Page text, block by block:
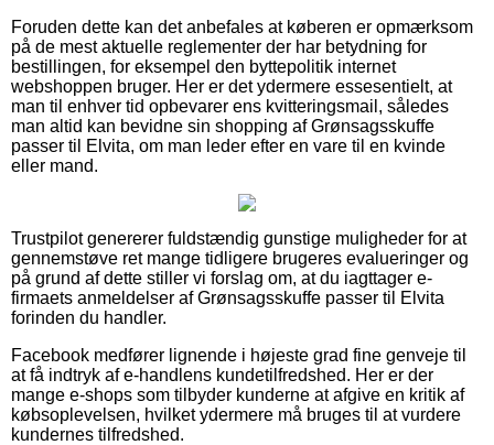
Foruden dette kan det anbefales at køberen er opmærksom
på de mest aktuelle reglementer der har betydning for
bestillingen, for eksempel den byttepolitik internet
webshoppen bruger. Her er det ydermere essesentielt, at
man til enhver tid opbevarer ens kvitteringsmail, således
man altid kan bevidne sin shopping af Grønsagsskuffe
passer til Elvita, om man leder efter en vare til en kvinde
eller mand.
Trustpilot genererer fuldstændig gunstige muligheder for at
gennemstøve ret mange tidligere brugeres evalueringer og
på grund af dette stiller vi forslag om, at du iagttager e-
firmaets anmeldelser af Grønsagsskuffe passer til Elvita
forinden du handler.
Facebook medfører lignende i højeste grad fine genveje til
at få indtryk af e-handlens kundetilfredshed. Her er der
mange e-shops som tilbyder kunderne at afgive en kritik af
købsoplevelsen, hvilket ydermere må bruges til at vurdere
kundernes tilfredshed.